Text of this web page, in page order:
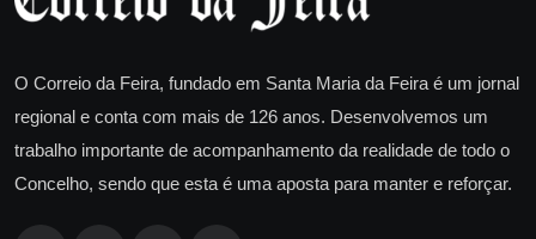
O Correio da Feira, fundado em Santa Maria da Feira é um jornal
regional e conta com mais de 126 anos. Desenvolvemos um
trabalho importante de acompanhamento da realidade de todo o
Concelho, sendo que esta é uma aposta para manter e reforçar.